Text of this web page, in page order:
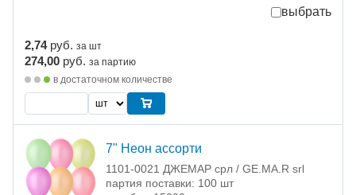
выбрать
2,74 руб. за шт
274,00 руб. за партию
в достаточном количестве
7" Неон ассорти
1101-0021 ДЖЕМАР срл / GE.MA.R srl
партия поставки: 100 шт